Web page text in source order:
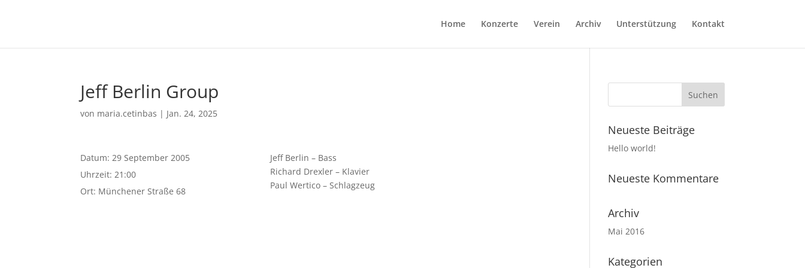
Home Konzerte Verein Archiv Unterstützung Kontakt
Jeff Berlin Group
von maria.cetinbas | Jan. 24, 2025
Datum:29 September 2005
Uhrzeit:21:00
Ort: Münchener Straße 68
Jeff Berlin – Bass
Richard Drexler – Klavier
Paul Wertico – Schlagzeug
Neueste Beiträge
Hello world!
Neueste Kommentare
Archiv
Mai 2016
Kategorien